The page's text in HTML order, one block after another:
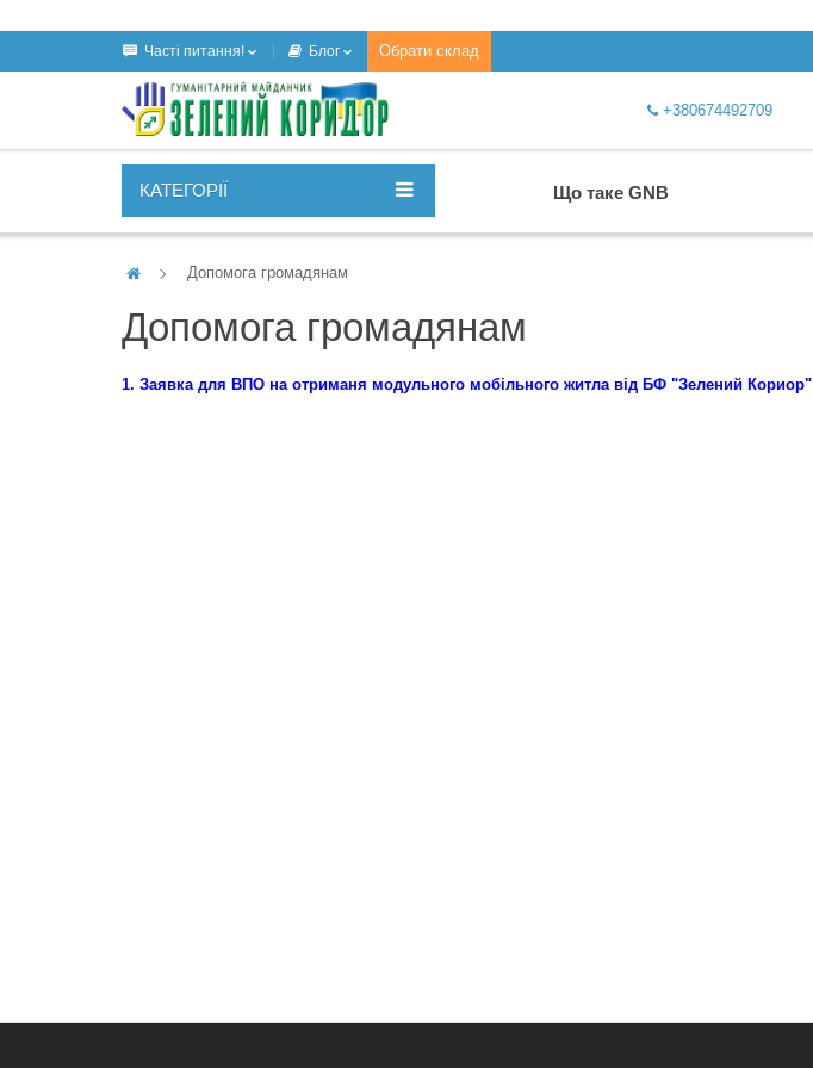
Часті питання! Блог Обрати склад
+380674492709
КАТЕГОРІЇ Що таке GNB
Допомога громадянам
Допомога громадянам
1. Заявка для ВПО на отриманя модульного мобільного житла від БФ "Зелений Кориор"